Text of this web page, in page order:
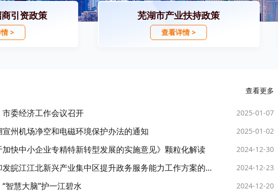
引资政策
>
芜湖市产业扶持政策
查看详情 >
查看更多
市委经济工作会议召开 2025-01-07
州机场净空和电磁环境保护办法的通知 2025-01-02
加快中小企业专精特新转型发展的实施意见》颗粒化解读 2024-12-30
芜湖市人民政府办公室关于印发皖江江北新兴产业集中区提升政务服务能力工作方案的通知 2024-12-23
智慧大脑”护一江碧水 2024-12-20